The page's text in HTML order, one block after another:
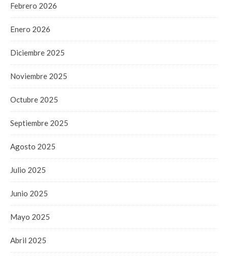
Febrero 2026
Enero 2026
Diciembre 2025
Noviembre 2025
Octubre 2025
Septiembre 2025
Agosto 2025
Julio 2025
Junio 2025
Mayo 2025
Abril 2025